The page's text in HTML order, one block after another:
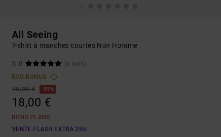
All Seeing
T-shirt à manches courtes Noir Homme
5.0
(4 AVIS)
ECO-BONUS
40,00 €
55%
18,00 €
BONS PLANS
VENTE FLASH EXTRA 25%